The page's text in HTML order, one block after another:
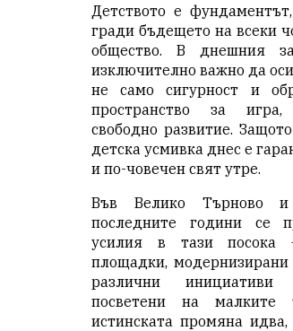
Детството е
гради бъдещето на всеки
общество. В днешния
изключително важно да
не само сигурност и
пространство за
свободно развитие.
детска усмивка днес е
и по-човечен свят утре.
Във Велико Търново и
последните години се
усилия в тази посока
площадки, модернизирани
различни
посветени на малките
истинската промяна